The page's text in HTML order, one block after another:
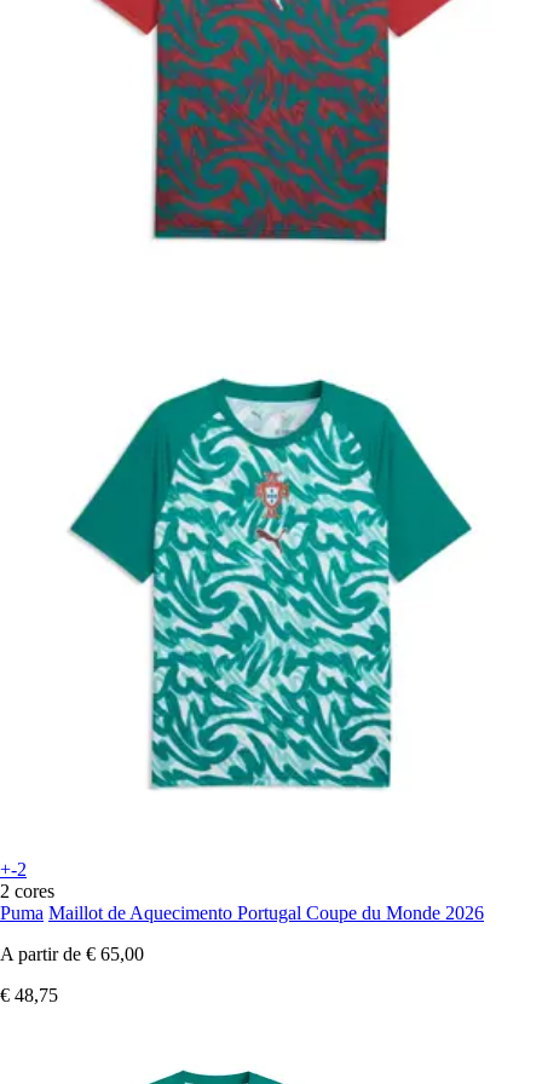
+-2
2 cores
Puma Maillot de Aquecimento Portugal Coupe du Monde 2026
A partir de € 65,00
€ 48,75